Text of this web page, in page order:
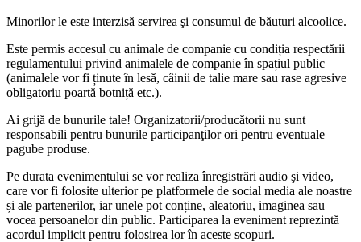
Minorilor le este interzisă servirea şi consumul de băuturi alcoolice.
Este permis accesul cu animale de companie cu condiția respectării
regulamentului privind animalele de companie în spațiul public
(animalele vor fi ținute în lesă, câinii de talie mare sau rase agresive
obligatoriu poartă botniță etc.).
Ai grijă de bunurile tale! Organizatorii/producătorii nu sunt
responsabili pentru bunurile participanţilor ori pentru eventuale
pagube produse.
Pe durata evenimentului se vor realiza înregistrări audio şi video,
care vor fi folosite ulterior pe platformele de social media ale noastre
și ale partenerilor, iar unele pot conține, aleatoriu, imaginea sau
vocea persoanelor din public. Participarea la eveniment reprezintă
acordul implicit pentru folosirea lor în aceste scopuri.